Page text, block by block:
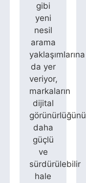
gibi
yeni
nesil
arama
yaklaşımlarına
da yer
veriyor,
markaların
dijital
görünürlüğünü
daha
güçlü
ve
sürdürülebilir
hale